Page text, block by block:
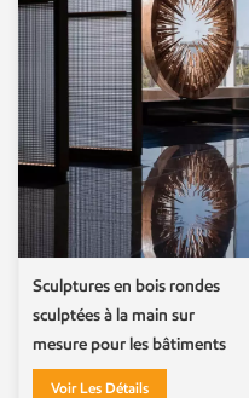
Sculptures en bois rondes
sculptées à la main sur
mesure pour les bâtiments
de la ville
Voir Les Détails